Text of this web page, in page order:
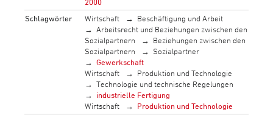
Schlagwörter
Wirtschaft
Beschäftigung und Arbeit
Arbeitsrecht und Beziehungen zwischen den
Sozialpartnern
Beziehungen zwischen den
Sozialpartnern
Sozialpartner
Gewerkschaft
Wirtschaft
Produktion und Technologie
Technologie und technische Regelungen
industrielle Fertigung
Wirtschaft
Produktion und Technologie